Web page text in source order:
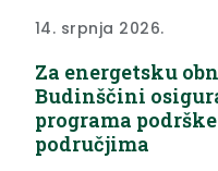
14. srpnja 2026.
Za energetsku
Budinščini
programa
područjima